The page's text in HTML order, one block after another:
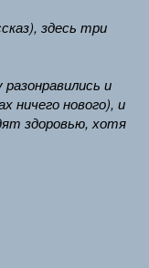
здесь три
и
ничего нового), и
здоровью, хотя